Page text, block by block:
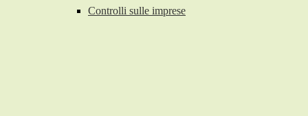
Controlli sulle imprese